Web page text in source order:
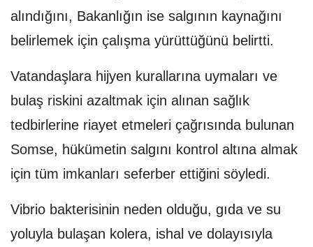
alındığını, Bakanlığın ise salgının kaynağını
belirlemek için çalışma yürüttüğünü belirtti.
Vatandaşlara hijyen kurallarına uymaları ve
bulaş riskini azaltmak için alınan sağlık
tedbirlerine riayet etmeleri çağrısında bulunan
Somse, hükümetin salgını kontrol altına almak
için tüm imkanları seferber ettiğini söyledi.
Vibrio bakterisinin neden olduğu, gıda ve su
yoluyla bulaşan kolera, ishal ve dolayısıyla